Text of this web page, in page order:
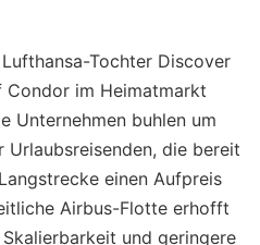
Tochter Discover
Condor im Heimatmarkt
Unternehmen buhlen um
die bereit
einen Aufpreis
Airbus-Flotte erhofft
und geringere